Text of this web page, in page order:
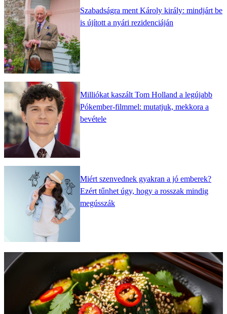
Szabadságra ment Károly király: mindjárt be
is újított a nyári rezidenciáján
Milliókat kaszált Tom Holland a legújabb
Pókember-filmmel: mutatjuk, mekkora a
bevétele
Miért szenvednek gyakran a jó emberek?
Ezért tűnhet úgy, hogy a rosszak mindig
megússzák